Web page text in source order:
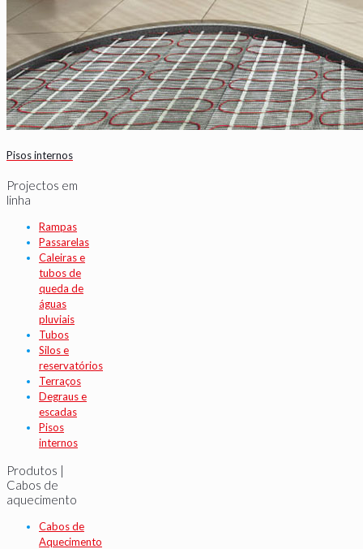
Pisos internos
Projectos em
linha
Rampas
Passarelas
Caleiras e
tubos de
queda de
águas
pluviais
Tubos
Silos e
reservatórios
Terraços
Degraus e
escadas
Pisos
internos
Produtos |
Cabos de
aquecimento
Cabos de
Aquecimento